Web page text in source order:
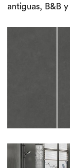
antiguas, B&B